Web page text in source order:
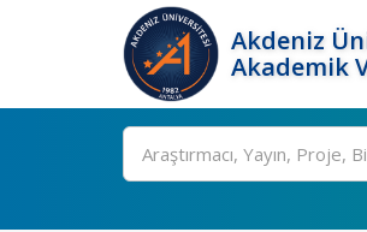
Akdeniz
Akademik
Ara